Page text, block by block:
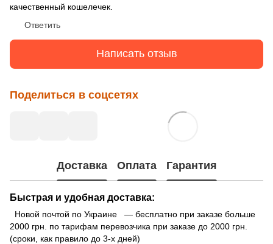
качественный кошелечек.
Ответить
Написать отзыв
Поделиться в соцсетях
Доставка Оплата Гарантия
Быстрая и удобная доставка:
Новой почтой по Украине — бесплатно при заказе больше
2000 грн. по тарифам перевозчика при заказе до 2000 грн.
(сроки, как правило до 3-х дней)